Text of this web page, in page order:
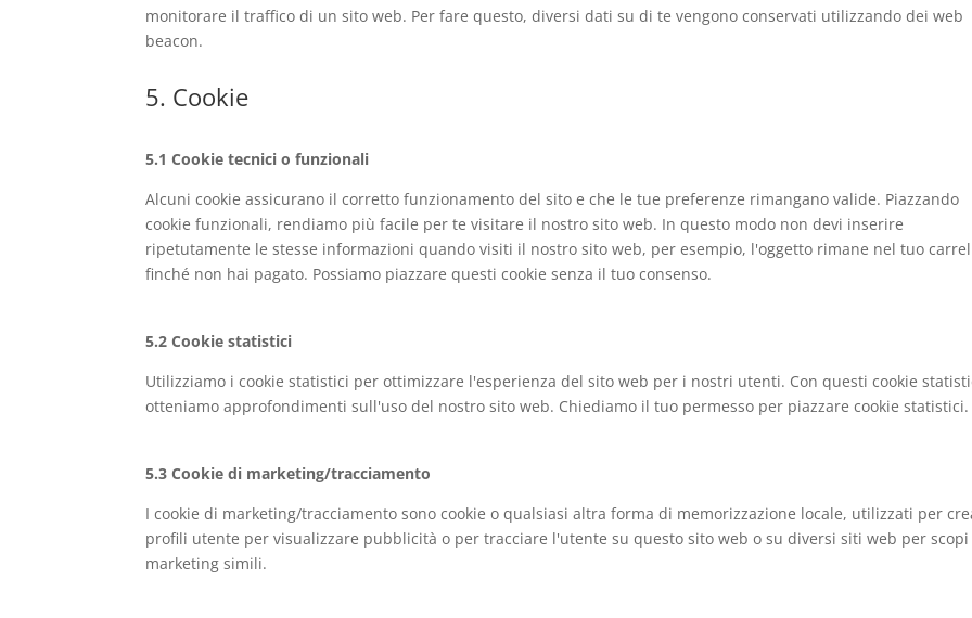
monitorare il traffico di un sito web. Per fare questo, diversi dati su di te vengono conservati utilizzando dei web
beacon.
5. Cookie
5.1 Cookie tecnici o funzionali
Alcuni cookie assicurano il corretto funzionamento del sito e che le tue preferenze rimangano valide. Piazzando
cookie funzionali, rendiamo più facile per te visitare il nostro sito web. In questo modo non devi inserire
ripetutamente le stesse informazioni quando visiti il nostro sito web, per esempio, l'oggetto rimane nel tuo
finché non hai pagato. Possiamo piazzare questi cookie senza il tuo consenso.
5.2 Cookie statistici
Utilizziamo i cookie statistici per ottimizzare l'esperienza del sito web per i nostri utenti. Con questi cookie
otteniamo approfondimenti sull'uso del nostro sito web. Chiediamo il tuo permesso per piazzare cookie statistici.
5.3 Cookie di marketing/tracciamento
I cookie di marketing/tracciamento sono cookie o qualsiasi altra forma di memorizzazione locale, utilizzati per
profili utente per visualizzare pubblicità o per tracciare l'utente su questo sito web o su diversi siti web per scopi
marketing simili.